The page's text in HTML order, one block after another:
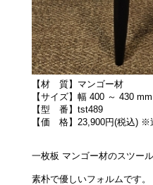
【材 質】マンゴー材
【サイズ】幅 400 ～ 430
【型 番】tst489
【価 格】23,900円(税込) ※
一枚板 マンゴー材のスツール
素朴で優しいフォルムです。